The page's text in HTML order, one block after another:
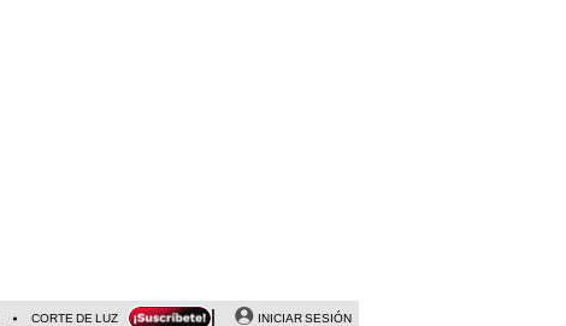
CORTE DE LUZ VIERNES 7 DE AGOSTO ALBERTO BENAVIDES
INICIAR SESIÓN